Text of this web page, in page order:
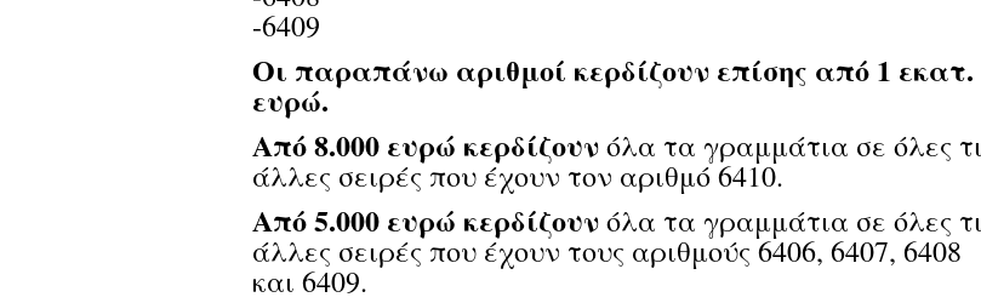
-6409
Οι παραπάνω αριθμοί κερδίζουν επίσης από 1 εκατ.
ευρώ.
Από 8.000 ευρώ κερδίζουνόλα τα γραμμάτια σε όλες
άλλες σειρές που έχουν τον αριθμό 6410.
Από 5.000 ευρώ κερδίζουνόλα τα γραμμάτια σε όλες
άλλες σειρές που έχουν τους αριθμούς 6406, 6407, 6408
και 6409.